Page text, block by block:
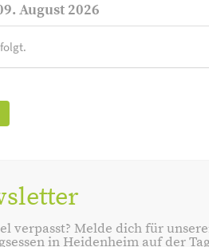
August 2026
verpasst? Melde dich für
in Heidenheim auf der